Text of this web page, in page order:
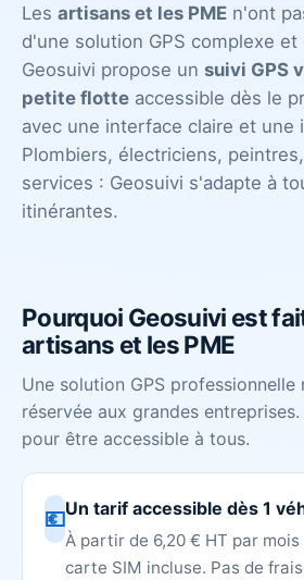
Les artisans et les PME n'ont
d'une solution GPS complexe et
Geosuivi propose un suivi GPS
petite flotte accessible dès le
avec une interface claire et une
Plombiers, électriciens,
services : Geosuivi s'adapte à
itinérantes.
Pourquoi Geosuivi est
artisans et les PME
Une solution GPS
réservée aux grandes
pour être accessible à tous.
💶Un tarif accessible dès 1
À partir de 6,20 € HT par
carte SIM incluse. Pas de